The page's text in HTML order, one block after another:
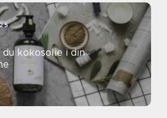
du kokosolie i din